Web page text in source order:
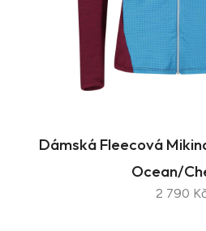
Dámská Fleecová
Ocean/
2 790